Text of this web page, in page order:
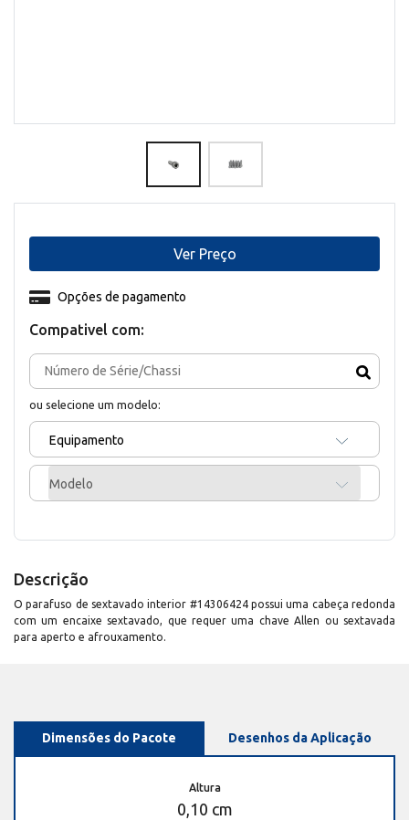
Compativel com:
ou selecione um modelo:
Equipamento
Modelo
Opções de pagamento
Ver Preço
Descrição
O parafuso de sextavado interior #14306424 possui uma cabeça redonda
com um encaixe sextavado, que requer uma chave Allen ou sextavada
para aperto e afrouxamento.
Dimensões do Pacote Desenhos da Aplicação
Altura
0,10 cm